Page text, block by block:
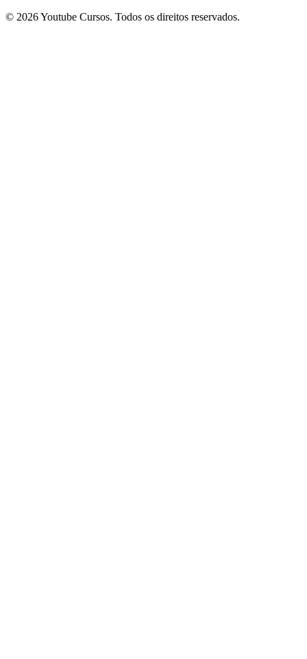
© 2026 Youtube Cursos. Todos os direitos reservados.